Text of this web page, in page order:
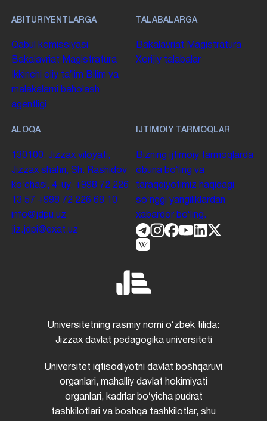
ABITURIYENTLARGA
Qabul komissiyasi
Bakalavriat Magistratura
Ikkinchi oliy taʼlim Bilim va
malakalarni baholash
agentligi
TALABALARGA
Bakalavriat Magistratura
Xorijiy talabalar
ALOQA
130100. Jizzax viloyati,
Jizzax shahri, Sh. Rashidov
koʻchasi, 4-uy. +998 72 226
13 57 +998 72 226 68 10
info@jdpu.uz
jiz.jdpi@exat.uz
IJTIMOIY TARMOQLAR
Bizning ijtimoiy tarmoqlarda
obuna boʻling va
taraqqiyotimiz haqidagi
soʻnggi yangiliklardan
xabardor boʻling.
Universitetning rasmiy nomi oʻzbek tilida:
Jizzax davlat pedagogika universiteti
Universitet iqtisodiyotni davlat boshqaruvi
organlari, mahalliy davlat hokimiyati
organlari, kadrlar boʻyicha pudrat
tashkilotlari va boshqa tashkilotlar, shu